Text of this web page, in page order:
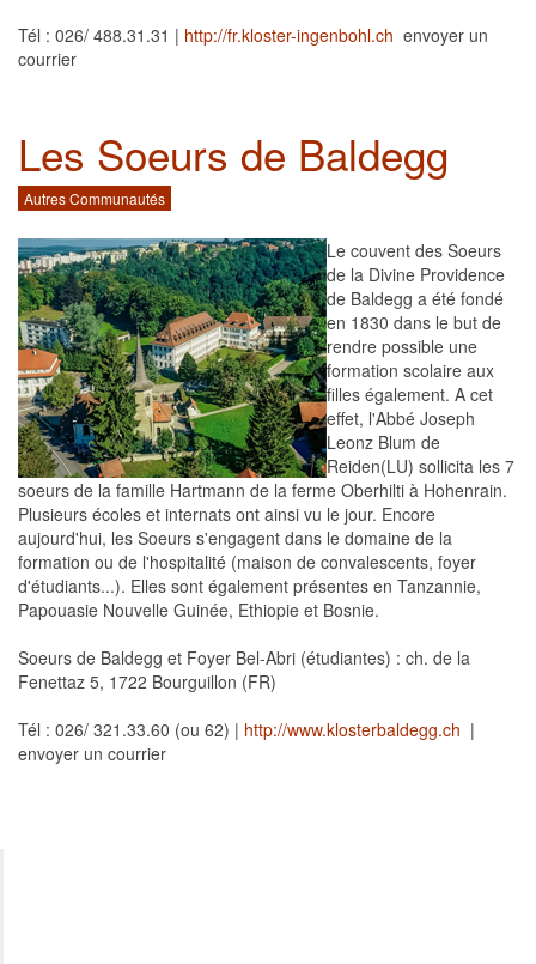
Tél : 026/ 488.31.31 | http://fr.kloster-ingenbohl.ch envoyer un
courrier
Les Soeurs de Baldegg
Autres Communautés
Le couvent des Soeurs
de la Divine Providence
de Baldegg a été fondé
en 1830 dans le but de
rendre possible une
formation scolaire aux
filles également. A cet
effet, l'Abbé Joseph
Leonz Blum de
Reiden(LU) sollicita les 7
soeurs de la famille Hartmann de la ferme Oberhilti à Hohenrain.
Plusieurs écoles et internats ont ainsi vu le jour. Encore
aujourd'hui, les Soeurs s'engagent dans le domaine de la
formation ou de l'hospitalité (maison de convalescents, foyer
d'étudiants...). Elles sont également présentes en Tanzannie,
Papouasie Nouvelle Guinée, Ethiopie et Bosnie.
Soeurs de Baldegg et Foyer Bel-Abri (étudiantes) : ch. de la
Fenettaz 5, 1722 Bourguillon (FR)
Tél : 026/ 321.33.60 (ou 62) | http://www.klosterbaldegg.ch |
envoyer un courrier